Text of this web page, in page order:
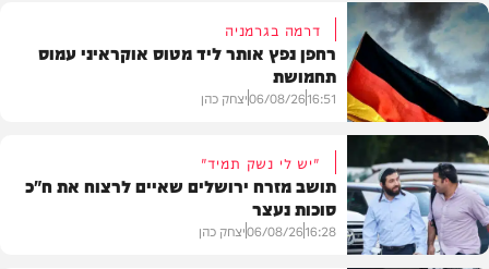
בעולם
דרמה בגרמניה
רחפן נפץ אותר ליד מטוס אוקראיני עמוס
תחמושת
16:51
06/08/26יצחק כהן
"יש לי נשק תמיד"
תושב מזרח ירושלים שאיים לרצוח את ח"כ
סוכות נעצר
16:28
06/08/26יצחק כהן